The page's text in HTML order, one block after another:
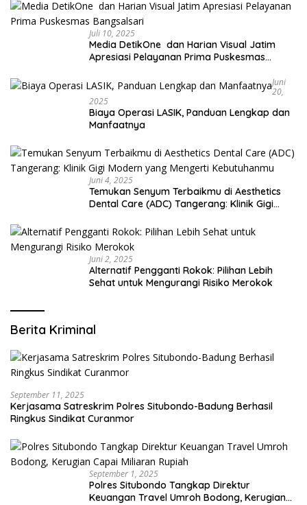
Juli 10, 2025
Media DetikOne dan Harian Visual Jatim
Apresiasi Pelayanan Prima Puskesmas
Juni
20,
2025
Biaya Operasi LASIK, Panduan Lengkap dan
Manfaatnya
Juni 4, 2025
Temukan Senyum Terbaikmu di Aesthetics
Dental Care (ADC) Tangerang: Klinik Gigi
Juni 2, 2025
Alternatif Pengganti Rokok: Pilihan Lebih
Sehat untuk Mengurangi Risiko Merokok
Berita Kriminal
September 11, 2025
Kerjasama Satreskrim Polres Situbondo-Badung Berhasil
Ringkus Sindikat Curanmor
September 1, 2025
Polres Situbondo Tangkap Direktur
Keuangan Travel Umroh Bodong, Kerugian